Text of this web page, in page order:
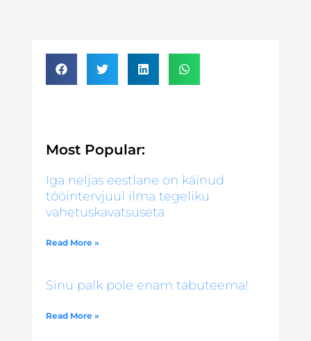
Most Popular:
Iga neljas eestlane on käinud
tööintervjuul ilma tegeliku
vahetuskavatsuseta
Read More »
Sinu palk pole enam tabuteema!
Read More »